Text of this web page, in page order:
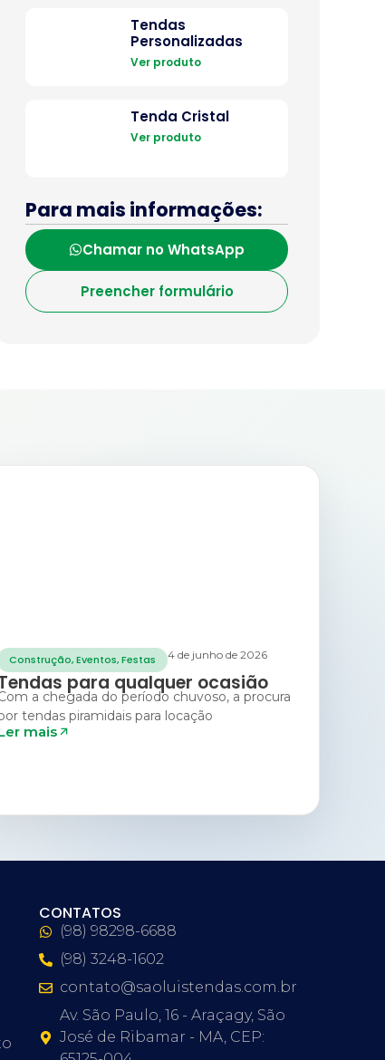
Tendas
Personalizadas
Ver produto
Tenda Cristal
Ver produto
Para mais informações:
Chamar no WhatsApp
Preencher formulário
Construção,Eventos,Festas 4 de junho de 2026
para qualquer ocasião
a chegada do período chuvoso, a procura
tendas piramidais para locação
mais
CONTATOS
(98) 98298-6688
(98) 3248-1602
contato@saoluistendas.com.br
Av. São Paulo, 16 - Araçagy, São
José de Ribamar - MA, CEP: